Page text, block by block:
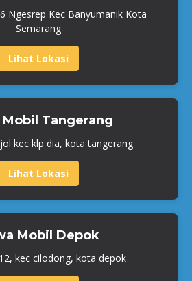
Ngesrep Kec Banyumanik Kota
Semarang
Lihat Lokasi
Mobil Tangerang
kec klp dia, kota tangerang
Lihat Lokasi
Mobil Depok
kec cilodong, kota depok